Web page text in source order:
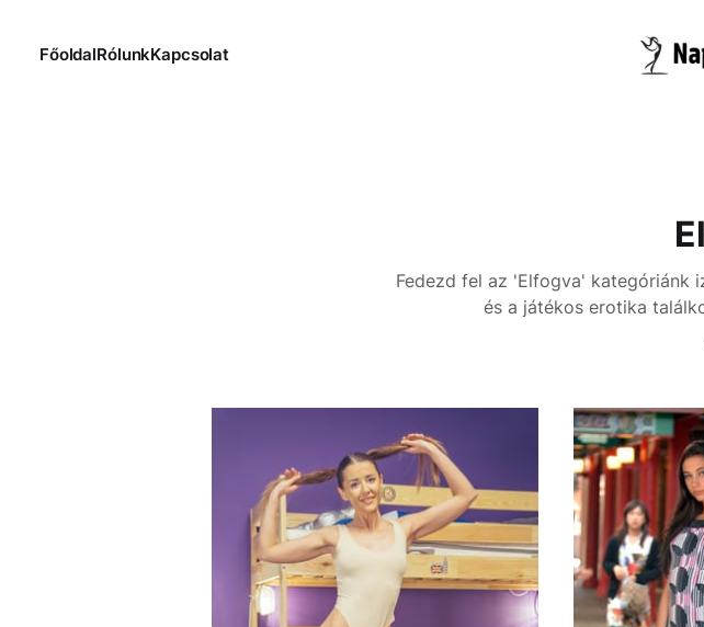
FőoldalRólunkKapcsolat
Fedezd fel az 'Elfogva' kategóriánk
és a játékos erotika